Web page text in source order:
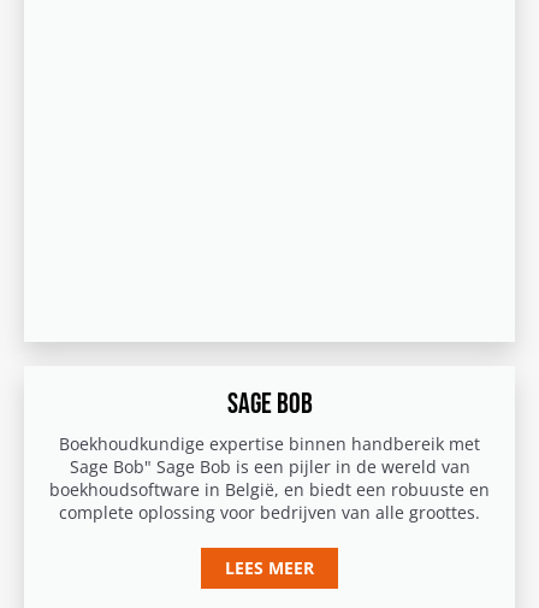
SAGE BOB
Boekhoudkundige expertise binnen handbereik met
Sage Bob" Sage Bob is een pijler in de wereld van
boekhoudsoftware in België, en biedt een robuuste en
complete oplossing voor bedrijven van alle groottes.
LEES MEER